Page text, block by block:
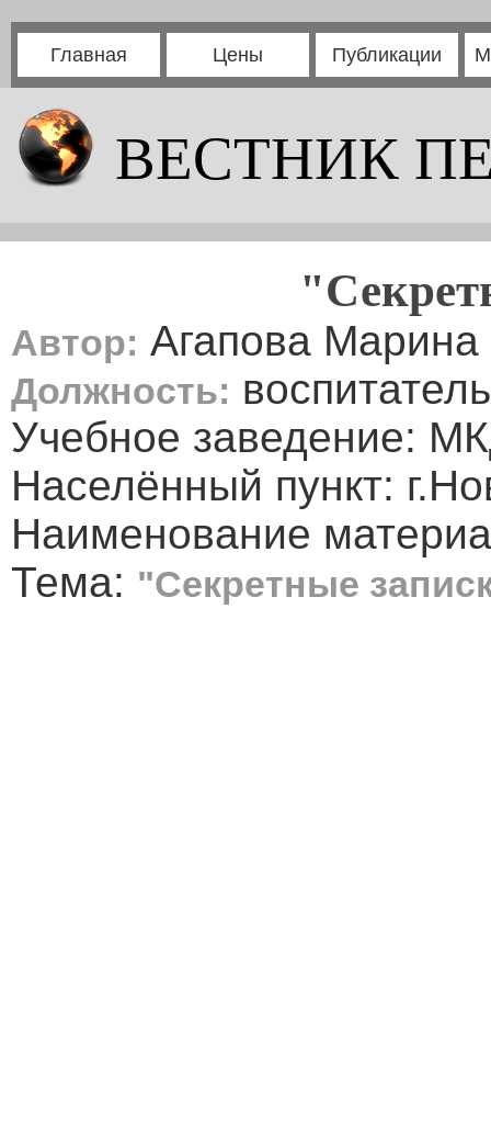
Главная Цены Публикации
ВЕСТНИК
Автор: Агапова
Должность: воспитатель
Учебное заведение:
Населённый пункт:
Наименование
Тема: "Секретные